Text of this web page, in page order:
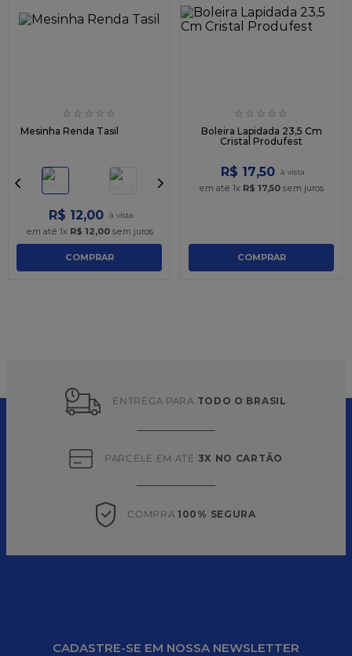
☆ ☆ ☆ ☆ ☆
Mesinha Renda Tasil
R$ 12,00
em até 1x R$ 12,00sem juros
COMPRAR
☆ ☆ ☆ ☆ ☆
Boleira Lapidada 23,5 Cm
Cristal Produfest
R$ 17,50
em até 1x R$ 17,50 sem juros
COMPRAR
ENTREGA PARA TODO O BRASIL
PARCELE EM ATÉ 3X NO CARTÃO
COMPRA 100% SEGURA
CADASTRE-SE EM NOSSA NEWSLETTER